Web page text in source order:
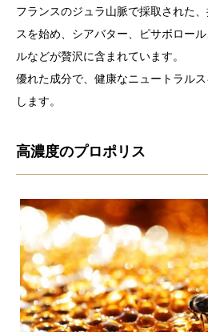
フランスのジュラ山脈で採取された
スを始め、シアバター、ピサボロー
ルなどが贅沢に含まれています。
優れた成分で、健康なニュートラル
します。
高濃度のプロポリス